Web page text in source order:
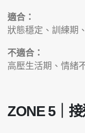
適合：
狀態穩定、訓練期
不適合：
高壓生活期、情緒
ZONE 5｜